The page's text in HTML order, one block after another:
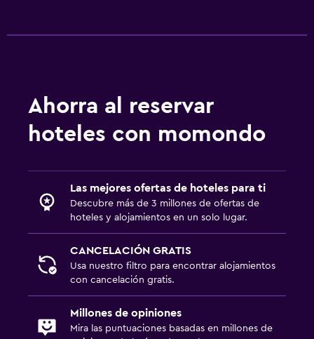
Ahorra al reservar
hoteles con momondo
Las mejores ofertas de hoteles para ti
Descubre más de 3 millones de ofertas de
hoteles y alojamientos en un solo lugar.
CANCELACIÓN GRATIS
Usa nuestro filtro para encontrar alojamientos
con cancelación gratis.
Millones de opiniones
Mira las puntuaciones basadas en millones de